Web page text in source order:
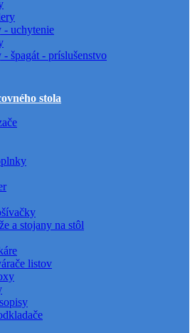
- uchytenie
špagát - príslušenstvo
stola
a stojany na stôl
listov